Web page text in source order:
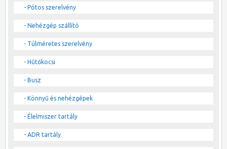
- Pótos szerelvény
- Nehézgép szállító
- Túlméretes szerelvény
- Hűtőkocsi
- Busz
- Könnyű és nehézgépek
- Élelmiszer tartály
- ADR tartály